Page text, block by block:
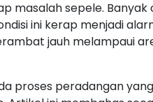
masalah sepele.
ini kerap menjadi
jauh melampaui
proses peradangan